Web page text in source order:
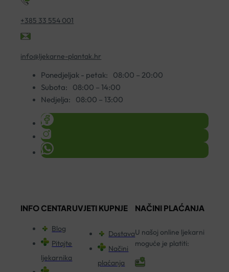
+385 33 554 001
info@ljekarne-plantak.hr
Ponedjeljak - petak:
08:00 – 20:00
Subota:
08:00 – 14:00
Nedjelja:
08:00 – 13:00
INFO CENTAR
Blog
Pitajte
ljekarnika
UVJETI KUPNJE
Dostava
Načini
plaćanja
NAČINI PLAĆANJA
U našoj online ljekarni
moguće je platiti: